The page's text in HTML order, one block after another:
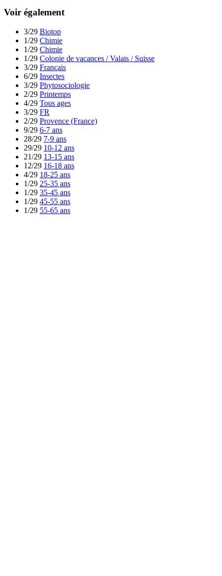
Voir également
3/29 Biotop
1/29 Chimie
1/29 Chimie
1/29 Colonie de vacances / Valais / Suisse
3/29 Français
6/29 Insectes
3/29 Phytosociologie
2/29 Printemps
4/29 Tous ages
3/29 FR
2/29 Provence (France)
9/29 6-7 ans
28/29 7-9 ans
29/29 10-12 ans
21/29 13-15 ans
12/29 16-18 ans
4/29 18-25 ans
1/29 25-35 ans
1/29 35-45 ans
1/29 45-55 ans
1/29 55-65 ans